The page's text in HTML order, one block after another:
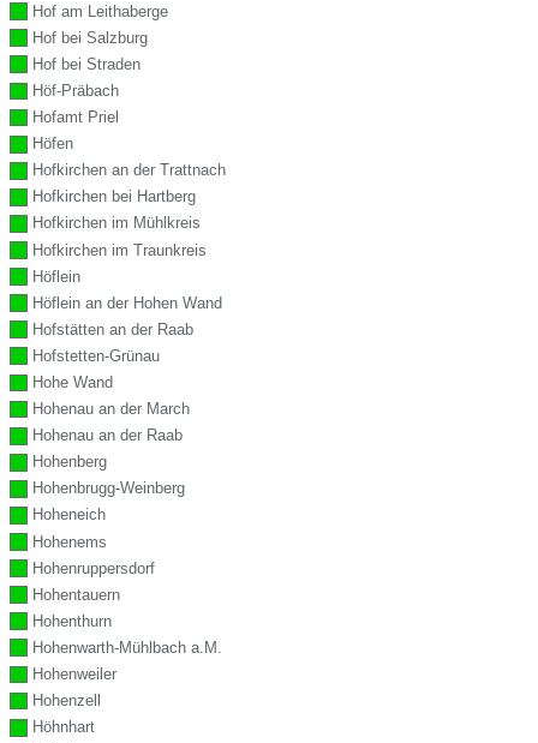
Hof am Leithaberge
Hof bei Salzburg
Hof bei Straden
Höf-Präbach
Hofamt Priel
Höfen
Hofkirchen an der Trattnach
Hofkirchen bei Hartberg
Hofkirchen im Mühlkreis
Hofkirchen im Traunkreis
Höflein
Höflein an der Hohen Wand
Hofstätten an der Raab
Hofstetten-Grünau
Hohe Wand
Hohenau an der March
Hohenau an der Raab
Hohenberg
Hohenbrugg-Weinberg
Hoheneich
Hohenems
Hohenruppersdorf
Hohentauern
Hohenthurn
Hohenwarth-Mühlbach a.M.
Hohenweiler
Hohenzell
Höhnhart